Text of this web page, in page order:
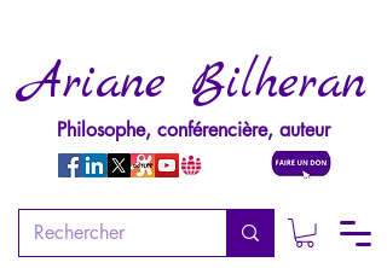
Ariane Bilheran
Philosophe, conférencière, auteur